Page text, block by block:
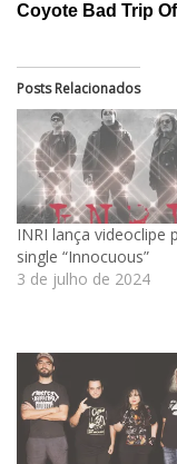
Coyote Bad Trip
Posts Relacionados
INRI lança videoclipe
single “Innocuous”
3 de julho de 2024